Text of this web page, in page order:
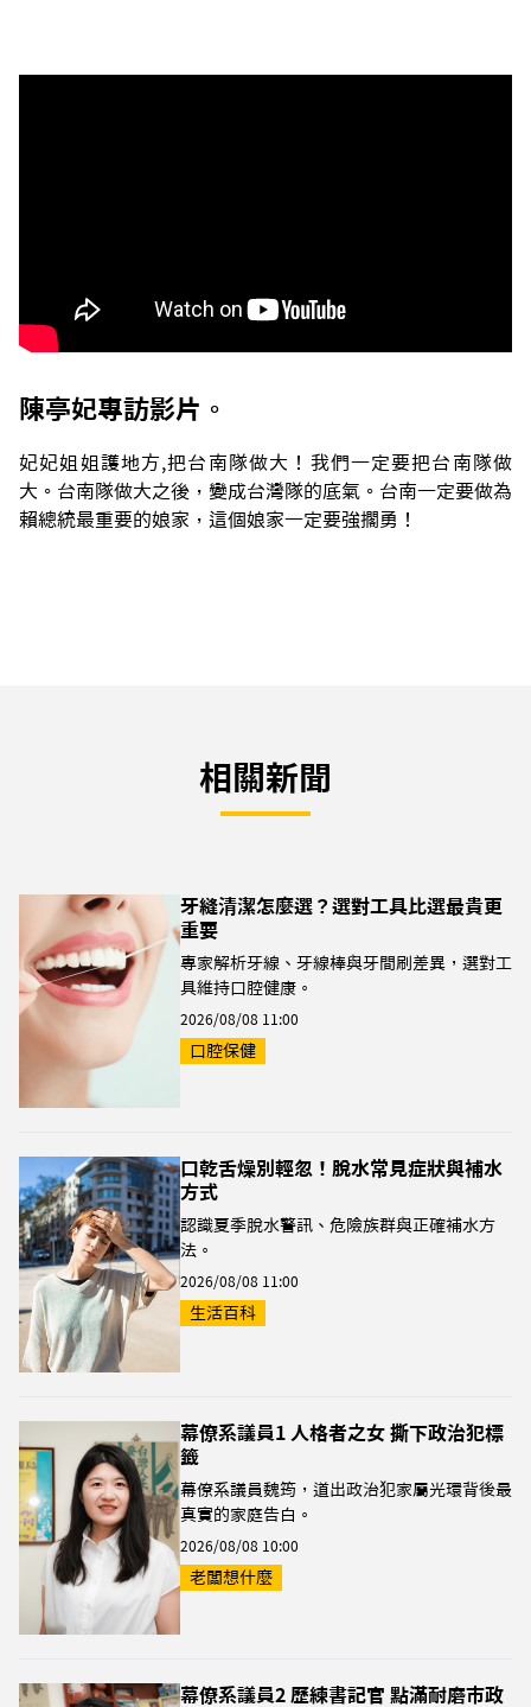
陳亭妃專訪影片。
妃妃姐姐護地方,把台南隊做大！我們一定要把台南隊做
大。台南隊做大之後，變成台灣隊的底氣。台南一定要做為
賴總統最重要的娘家，這個娘家一定要強擱勇！
相關新聞
牙縫清潔怎麼選？選對工具比選最貴更
重要
專家解析牙線、牙線棒與牙間刷差異，選對工
具維持口腔健康。
2026/08/08 11:00
口腔保健
口乾舌燥別輕忽！脫水常見症狀與補水
方式
認識夏季脫水警訊、危險族群與正確補水方
法。
2026/08/08 11:00
生活百科
幕僚系議員1 人格者之女 撕下政治犯標
籤
幕僚系議員魏筠，道出政治犯家屬光環背後最
真實的家庭告白。
2026/08/08 10:00
老闆想什麼
幕僚系議員2 歷練書記官 點滿耐磨市政